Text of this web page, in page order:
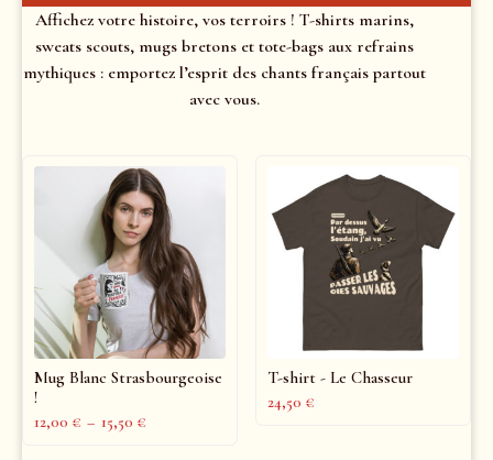
Affichez votre histoire, vos terroirs ! T-shirts marins,
sweats scouts, mugs bretons et tote-bags aux refrains
mythiques : emportez l’esprit des chants français partout
avec vous.
Mug Blanc Strasbourgeoise
!
12,00 € – 15,50 €
T-shirt - Le Chasseur
24,50 €